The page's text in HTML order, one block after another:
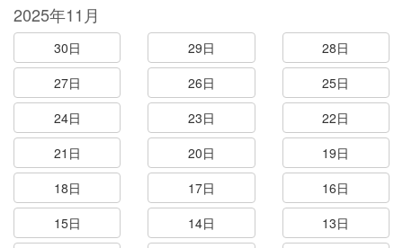
2025年11月
30日 29日
28日
27日
26日
25日
24日
23日
22日
21日
20日
19日
18日
17日
16日
15日
14日
13日